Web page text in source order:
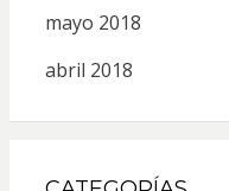
mayo 2018
abril 2018